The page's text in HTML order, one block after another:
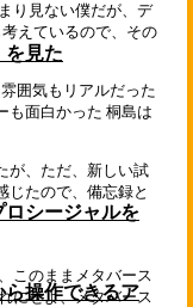
り見ない僕だが、デ
えているので、その
を見た
囲気もリアルだった
も面白かった 桐島は
が、ただ、新しい試
じたので、備忘録と
シージャルを
このままメタバース
にせよ、メタバース
ら操作できるア